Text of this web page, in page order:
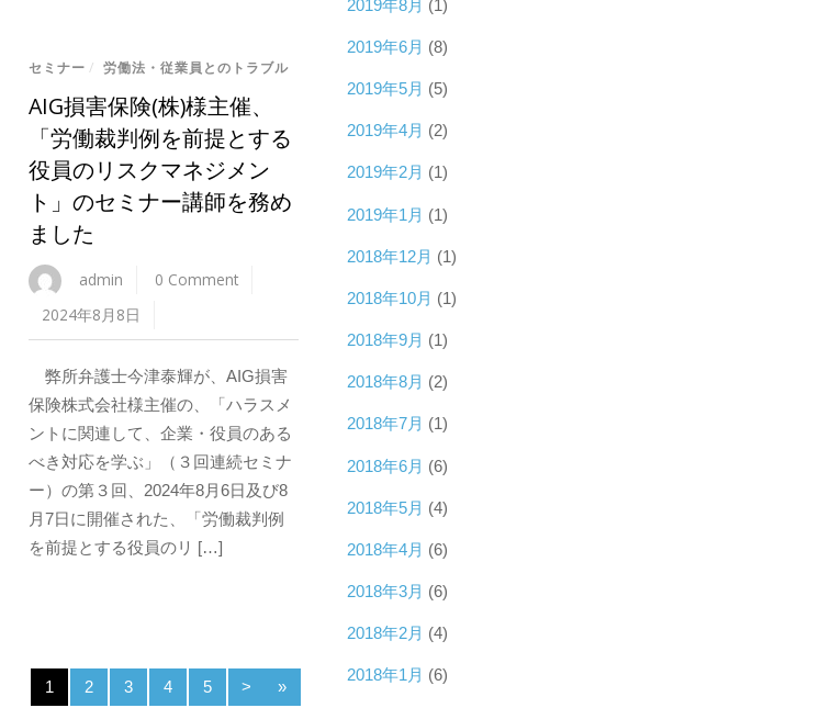
セミナー / 労働法・従業員とのトラブル
AIG損害保険(株)様主催、
「労働裁判例を前提とする
役員のリスクマネジメン
ト」のセミナー講師を務め
ました
admin
0 Comment
2024年8月8日
弊所弁護士今津泰輝が、AIG損害
保険株式会社様主催の、「ハラスメ
ントに関連して、企業・役員のある
べき対応を学ぶ」（３回連続セミナ
ー）の第３回、2024年8月6日及び8
月7日に開催された、「労働裁判例
を前提とする役員のリ […]
1 2 3 4 5 > »
2019年8月 (1)
2019年6月 (8)
2019年5月 (5)
2019年4月 (2)
2019年2月 (1)
2019年1月 (1)
2018年12月 (1)
2018年10月 (1)
2018年9月 (1)
2018年8月 (2)
2018年7月 (1)
2018年6月 (6)
2018年5月 (4)
2018年4月 (6)
2018年3月 (6)
2018年2月 (4)
2018年1月 (6)